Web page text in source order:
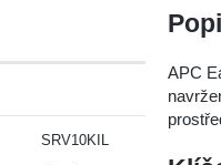
SRV10KIL
APC